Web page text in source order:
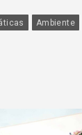
Ambiente